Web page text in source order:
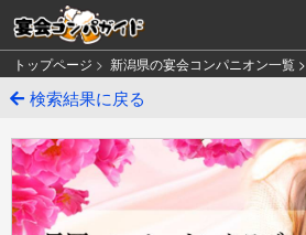
トップページ > 新潟県の宴会コンパニオン一覧 >
検索結果に戻る